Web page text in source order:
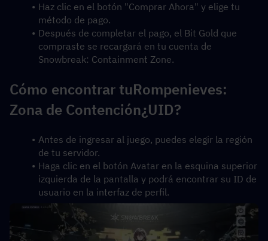
Haz clic en el botón "Comprar Ahora" y elige tu
método de pago.
Después de completar el pago, el Bit Gold que
compraste se recargará en tu cuenta de
Snowbreak: Containment Zone.
Cómo encontrar tuRompenieves:
Zona de Contención¿UID?
Antes de ingresar al juego, puedes elegir la región
de tu servidor.
Haga clic en el botón Avatar en la esquina superior
izquierda de la pantalla y podrá encontrar su ID de
usuario en la interfaz de perfil.